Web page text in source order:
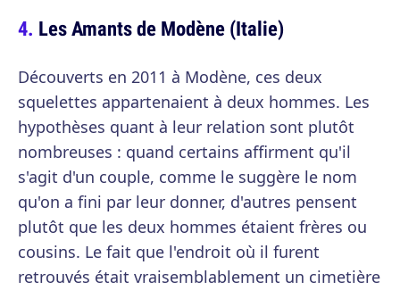
Les Amants de Modène (Italie)
Découverts en 2011 à Modène, ces deux
squelettes appartenaient à deux hommes. Les
hypothèses quant à leur relation sont plutôt
nombreuses : quand certains affirment qu'il
s'agit d'un couple, comme le suggère le nom
qu'on a fini par leur donner, d'autres pensent
plutôt que les deux hommes étaient frères ou
cousins. Le fait que l'endroit où il furent
retrouvés était vraisemblablement un cimetière